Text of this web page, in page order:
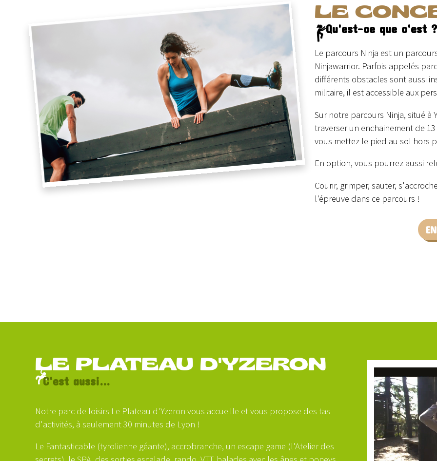
LE
Qu'est-ce que c'est ?
Le parcours Ninja est un
Ninjawarrior. Parfois appelés
différents obstacles sont aussi
militaire, il est accessible aux
Sur notre parcours Ninja, situé à
traverser un enchainement de
vous mettez le pied au sol hors
En option, vous pourrez aussi
Courir, grimper, sauter,
l'épreuve dans ce parcours !
LE PLATEAU D'YZERON
C'est aussi...
Notre parc de loisirs Le Plateau d'Yzeron vous accueille et vous propose des tas
d'activités, à seulement 30 minutes de Lyon !
Le Fantasticable (tyrolienne géante), accrobranche, un escape game (l'Atelier des